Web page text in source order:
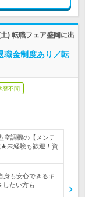
) 転職フェア盛岡に出
職金制度あり／転
歴不問
空調機の【メンテ
未経験も歓迎！資
身も安心できるキ
したい方も